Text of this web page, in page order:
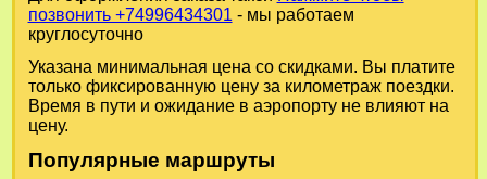
позвонить +74996434301 - мы работаем
круглосуточно
Указана минимальная цена со скидками. Вы платите
только фиксированную цену за километраж поездки.
Время в пути и ожидание в аэропорту не влияют на
цену.
Популярные маршруты